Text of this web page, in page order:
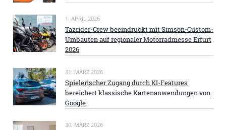
1. APRIL 2026
Tazrider-Crew beeindruckt mit Simson-Custom-
Umbauten auf regionaler Motorradmesse Erfurt
2026
31. MÄRZ 2026
Spielerischer Zugang durch KI-Features
bereichert klassische Kartenanwendungen von
Google
30. MÄRZ 2026